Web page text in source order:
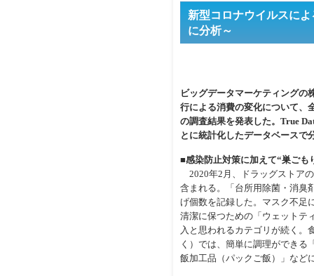
新型コロナウイルスに
に分析～
ビッグデータマーケティングの
行による消費の変化について、
の調査結果を発表した。True
とに統計化したデータベースで
■感染防止対策に加えて“巣ごも
2020年2月、ドラッグストア
含まれる。「台所用除菌・消臭
げ個数を記録した。マスク不足
清潔に保つための「ウェットテ
入と思われるカテゴリが続く。
く）では、簡単に調理ができる
飯加工品（パックご飯）」など